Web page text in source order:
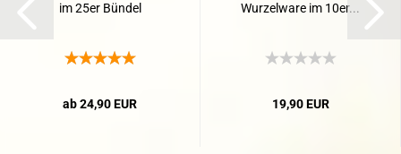
im 25er Bündel
ab 24,90 EUR
Wurzelware im 10er...
19,90 EUR